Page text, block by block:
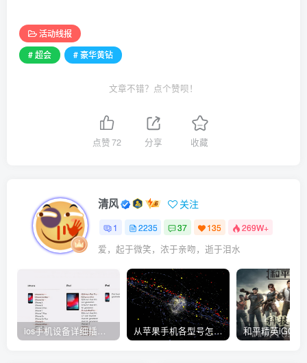
活动线报
# 超会
# 豪华黄钻
文章不错？点个赞呗！
点赞72 分享 收藏
清风 关注
1 2235 37 135 269W+
爱，起于微笑，浓于亲吻，逝于泪水
ios手机设备详细插件平刷教程 从苹果手机各型号怎么越狱到怎么开科技完整教程